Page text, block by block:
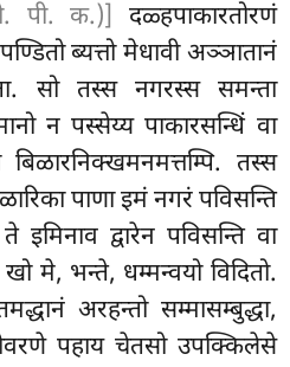
पी. क.)]
दळ्हपाकारतोरणं
ब्यत्तो मेधावी अञ्ञातानं
सो तस्स नगरस्स समन्ता
न पस्सेय्य पाकारसन्धिं वा
तस्स
पाणा इमं नगरंपविसन्ति
द्वारेन पविसन्ति वा
मे, भन्ते, धम्मन्वयो विदितो.
अरहन्तो सम्मासम्बुद्धा,
पहाय चेतसो उपक्किलेसे